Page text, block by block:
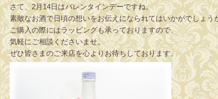
さて、2月14日はバレンタインデーですね。
素敵なお酒で日頃の想いをお伝えになられてはいかがでしょう
ご購入の際にはラッピングも承っておりますので、
気軽にご相談くださいませ。
ぜひ皆さまのご来店を心よりお待ちしております。